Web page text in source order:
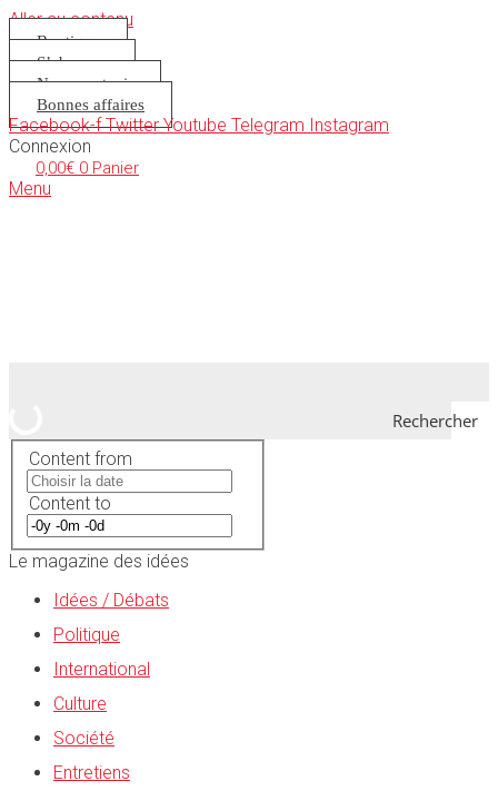
Aller au contenu
Boutique
S’abonner
Nous soutenir
Bonnes affaires
Facebook-f Twitter Youtube Telegram Instagram
Connexion
0,00€ 0 Panier
Menu
Rechercher
Content from
Content to
Le magazine des idées
Idées / Débats
Politique
International
Culture
Société
Entretiens